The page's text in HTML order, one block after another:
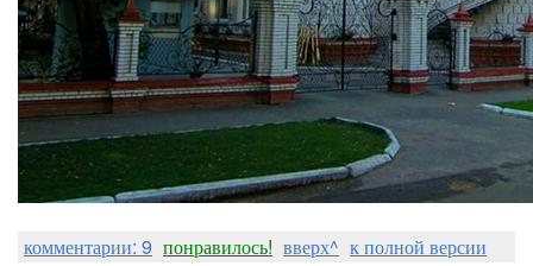
комментарии: 9 понравилось! вверх^ к полной версии